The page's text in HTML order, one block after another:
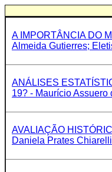
A IMPORTÂNCIA DO
Almeida Gutierres;
ANÁLISES
19? - Maurício
AVALIAÇÃO
Daniela Prates